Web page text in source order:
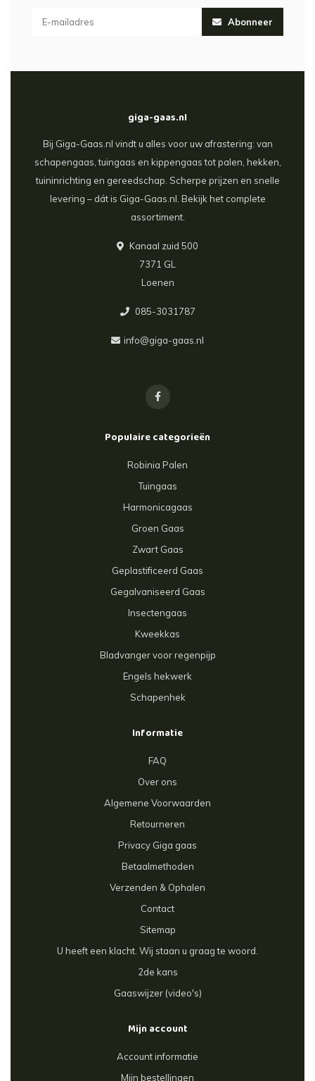
Abonneer
giga-gaas.nl
Bij Giga-Gaas.nl vindt u alles voor uw afrastering: van
schapengaas, tuingaas en kippengaas tot palen, hekken,
tuininrichting en gereedschap. Scherpe prijzen en snelle
levering – dát is Giga-Gaas.nl. Bekijk het complete
assortiment.
Kanaal zuid 500
7371 GL
Loenen
085-3031787
info@giga-gaas.nl
Populaire categorieën
Robinia Palen
Tuingaas
Harmonicagaas
Groen Gaas
Zwart Gaas
Geplastificeerd Gaas
Gegalvaniseerd Gaas
Insectengaas
Kweekkas
Bladvanger voor regenpijp
Engels hekwerk
Schapenhek
Informatie
FAQ
Over ons
Algemene Voorwaarden
Retourneren
Privacy Giga gaas
Betaalmethoden
Verzenden & Ophalen
Contact
Sitemap
U heeft een klacht. Wij staan u graag te woord.
2de kans
Gaaswijzer (video's)
Mijn account
Account informatie
Mijn bestellingen